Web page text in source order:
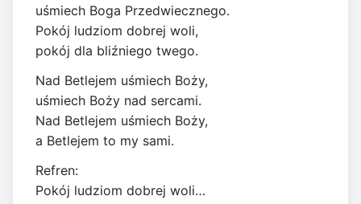
uśmiech Boga Przedwiecznego.
Pokój ludziom dobrej woli,
pokój dla bliźniego twego.
Nad Betlejem uśmiech Boży,
uśmiech Boży nad sercami.
Nad Betlejem uśmiech Boży,
a Betlejem to my sami.
Refren:
Pokój ludziom dobrej woli…